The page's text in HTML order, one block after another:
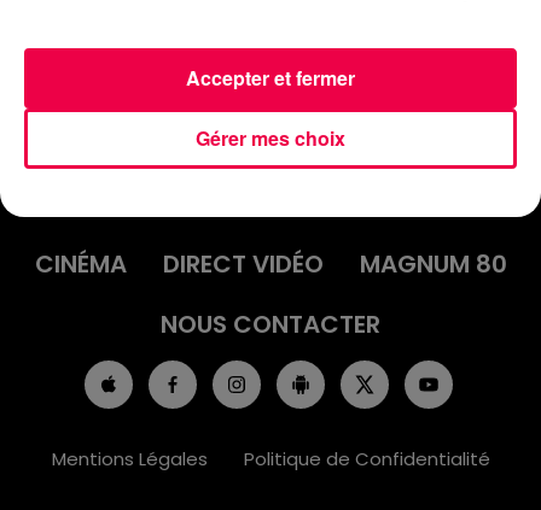
INFOS
EMISSIONS
CINÉMA
DIRECT VIDÉO
MAGNUM 80
NOUS CONTACTER
Mentions Légales Politique de Confidentialité
Gérer mes choix
Accepter et fermer